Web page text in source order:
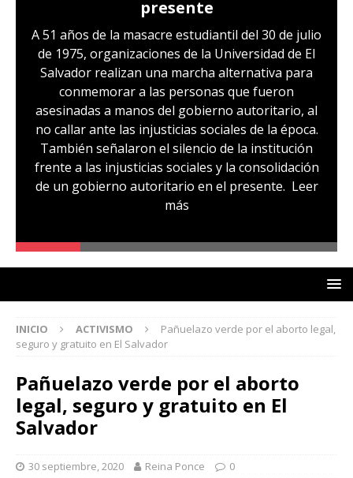
Hernández: víctima del régimen de
excepción y de discriminación
LGBTI
Sandra Leticia Hernández cuenta con medidas
sustitutivas y libertad provisional, pero
familiares temen que esto pueda cambiar en la
audiencia de revisión de medidas que se realizará
hoy, miércoles 29 de julio. Sandra es, según su
comunidad, otra de las víctimas del régimen de
excepción, fue capturada sin ninguna prueba
que la vincule a pandillas. La comunidad señala
denunciada por ser lesbianaLeer más
seguro y gratuito en El Salvador
Pañuelazo verde por el aborto
legal, seguro y gratuito en El
Salvador